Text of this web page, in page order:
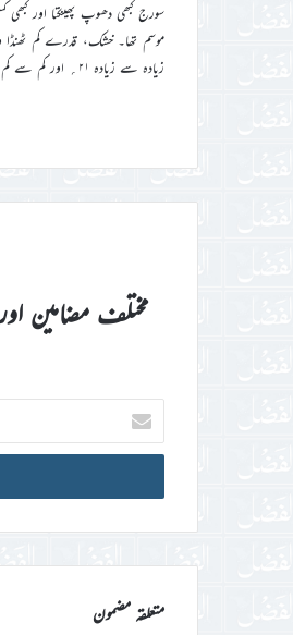
سورج کبھی دھوپ پھینکتا اور
موسم تھا۔ خشک، قدرے کم ٹھنڈا
زیادہ سے زیادہ ۲۱؍ اور کم سے کم ۸؍ درجہ سینٹی گریڈ رہا۔
مختلف مضامین
اپنا
ای
میل
ڈی
متعلقہ مضمون